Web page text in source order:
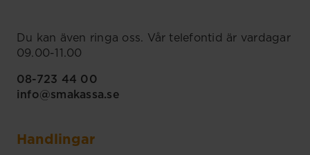
Du kan även ringa oss. Vår telefontid är vardagar
09.00-11.00
08-723 44 00
info@smakassa.se
Handlingar